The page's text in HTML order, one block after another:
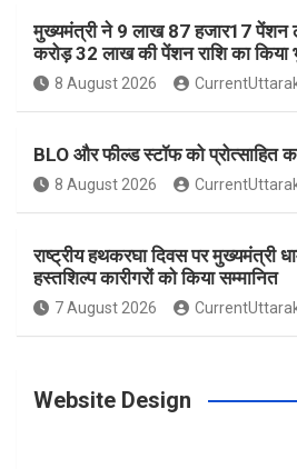
k a
m
s
t
मुख्यमंत्री ने 9 लाख 87 हजार17 पेंशन
करोड़ 32 लाख की पेंशन राशि का किया
8 August 2026
BLO और फील्ड स्टॉफ को प्रोत्साहित
8 August 2026
राष्ट्रीय हथकरघा दिवस पर मुख्यमंत्री
हस्तशिल्प कारीगरों को किया सम्मानित
7 August 2026
Website Design